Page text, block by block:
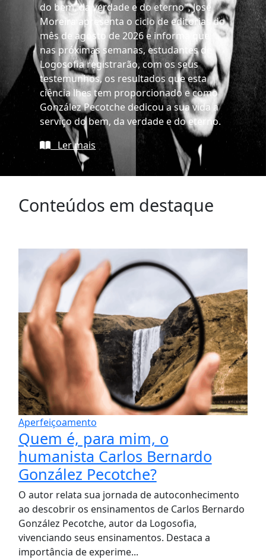
do bem, da verdade e do eterno", José
Moreira apresenta o ciclo de editorias do
mês de agosto de 2026 e informa que
nas próximas semanas, estudantes de
Logosofia registrarão, com os seus
testemunhos, os resultados que esta
ciência lhes tem proporcionado e como
González Pecotche dedicou a sua vida a
serviço do bem, da verdade e do eterno.
Ler mais
Conteúdos em destaque
Aperfeiçoamento
Quem é, para mim, o
humanista Carlos Bernardo
González Pecotche?
O autor relata sua jornada de autoconhecimento
ao descobrir os ensinamentos de Carlos Bernardo
González Pecotche, autor da Logosofia,
vivenciando seus ensinamentos. Destaca a
importância de experime...